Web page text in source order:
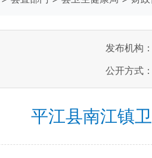
发布机构
公开方式
平江县南江镇